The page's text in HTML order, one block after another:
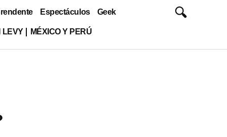
Espectáculos Geek
LEVY MÉXICO Y PERÚ